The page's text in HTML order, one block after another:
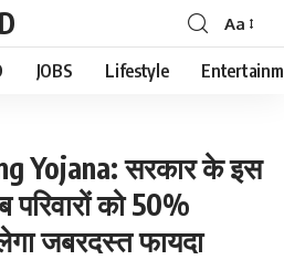
Font
Resizer
Aa
JOBS Lifestyle
Yojana: सरकार के इस
परिवारों को 50%
जबरदस्त फायदा